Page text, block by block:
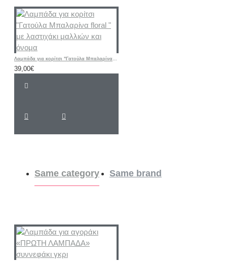
Λαμπάδα για κορίτσι "Γατούλα Μπαλαρίνα floral " με λαστιχάκι μαλλιών και όνομα
39,00€
Same category Same brand